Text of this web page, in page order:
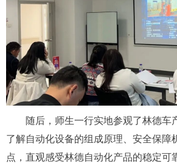
随后，师生一行实地参观了林德车
了解自动化设备的组成原理、安全保障
点，直观感受林德自动化产品的稳定可